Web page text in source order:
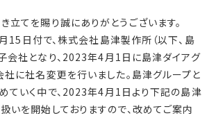
立てを賜り誠にありがとうございます。
日付で、株式会社島津製作所（以下、島
会社となり、2023年4月1日に島津ダイアグ
社に社名変更を行いました。島津グループと
ていく中で、2023年4月1日より下記の島津
いを開始しておりますので、改めてご案内